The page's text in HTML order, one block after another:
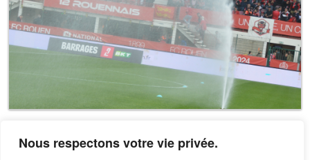
Nous respectons votre vie privée.